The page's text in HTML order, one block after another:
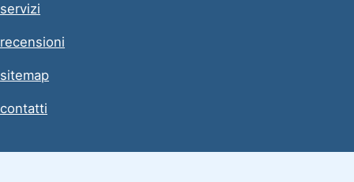
servizi
recensioni
sitemap
contatti